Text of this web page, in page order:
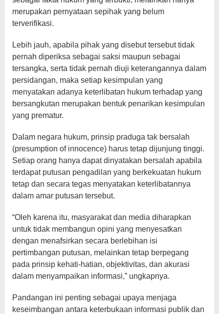
merupakan pernyataan sepihak yang belum
terverifikasi.
Lebih jauh, apabila pihak yang disebut tersebut tidak
pernah diperiksa sebagai saksi maupun sebagai
tersangka, serta tidak pernah diuji keterangannya dalam
persidangan, maka setiap kesimpulan yang
menyatakan adanya keterlibatan hukum terhadap yang
bersangkutan merupakan bentuk penarikan kesimpulan
yang prematur.
Dalam negara hukum, prinsip praduga tak bersalah
(presumption of innocence) harus tetap dijunjung tinggi.
Setiap orang hanya dapat dinyatakan bersalah apabila
terdapat putusan pengadilan yang berkekuatan hukum
tetap dan secara tegas menyatakan keterlibatannya
dalam amar putusan tersebut.
“Oleh karena itu, masyarakat dan media diharapkan
untuk tidak membangun opini yang menyesatkan
dengan menafsirkan secara berlebihan isi
pertimbangan putusan, melainkan tetap berpegang
pada prinsip kehati-hatian, objektivitas, dan akurasi
dalam menyampaikan informasi,” ungkapnya.
Pandangan ini penting sebagai upaya menjaga
keseimbangan antara keterbukaan informasi publik dan